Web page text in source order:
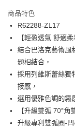
合作金庫商業銀行
華南商業銀行
上海商業儲蓄銀行
國泰世華商業銀行
臺灣中小企業銀行
匯豐（台灣）商業銀
聯邦商業銀行
元大商業銀行
玉山商業銀行
台新國際商業銀行
台灣樂天信用卡公司
LINE Pay
Apple Pay
悠遊付
AFTEE先享後付
相關說明
商品特色
R62288-ZL17
【輕盈透氣 舒適柔
結合巴洛克藝術風
題相結合，
採用列維斯蕾絲獨
接感，
選用優雅色調的霧
【升級雙弧 70°角
升級專利雙弧圈-